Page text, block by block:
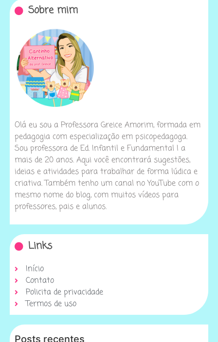
Sobre mim
Olá eu sou a Professora Greice Amorim, formada em
pedagogia com especialização em psicopedagoga.
Sou professora de Ed. Infantil e Fundamental I a
mais de 20 anos. Aqui você encontrará sugestões,
ideias e atividades para trabalhar de forma lúdica e
criativa. Também tenho um canal no YouTube com o
mesmo nome do blog, com muitos vídeos para
professores, pais e alunos.
Links
Início
Contato
Policita de privacidade
Termos de uso
Posts recentes